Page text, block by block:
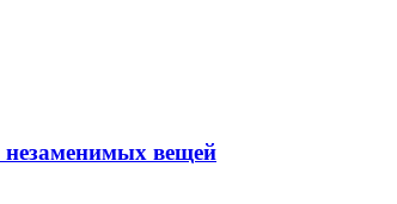
незаменимых вещей